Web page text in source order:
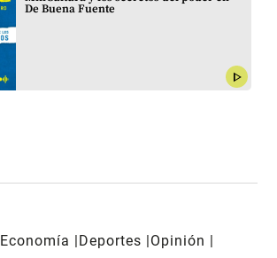
De Buena Fuente
play_arrow
Economía Deportes
Opinión